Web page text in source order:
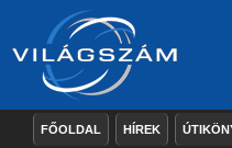
FŐOLDAL HÍREK